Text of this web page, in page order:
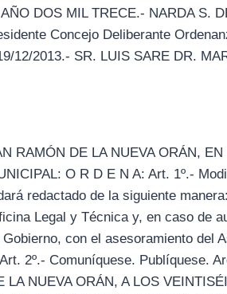
DOS MIL TRECE.- NARDA S.
Concejo Deliberante
12/2013.- SR. LUIS SARE DR.
RAMÓN DE LA NUEVA ORÁN,
O R D E N A: Art. 1º.-
redactado de la siguiente
Legal y Técnica y, en caso de
con el asesoramiento del
2º.- Comuníquese. Publíquese.
NUEVA ORÁN, A LOS